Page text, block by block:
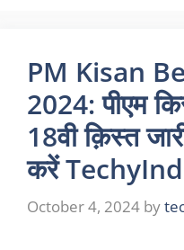
PM Kisan
2024: पीएम
18वी क़िस्त
करें
October 4, 2024 by